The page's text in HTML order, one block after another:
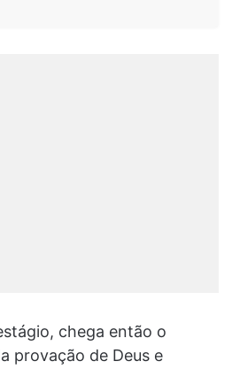
chega então o
provação de Deus e